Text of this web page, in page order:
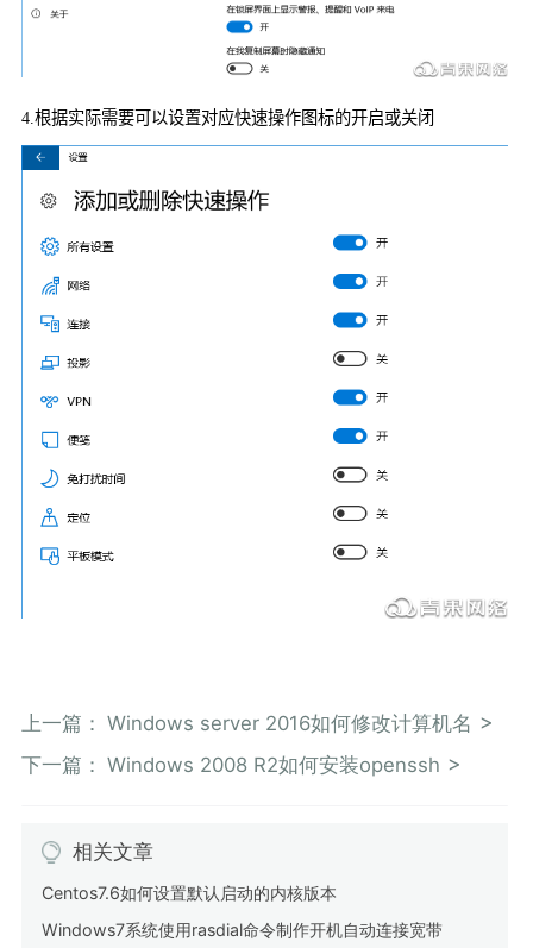
4. 根据实际需要可以设置对应快速操作图标的开启或关闭
上一篇： Windows server 2016如何修改计算机名
下一篇： Windows 2008 R2如何安装openssh
相关文章
Centos7.6如何设置默认启动的内核版本
Windows7系统使用rasdial命令制作开机自动连接宽带